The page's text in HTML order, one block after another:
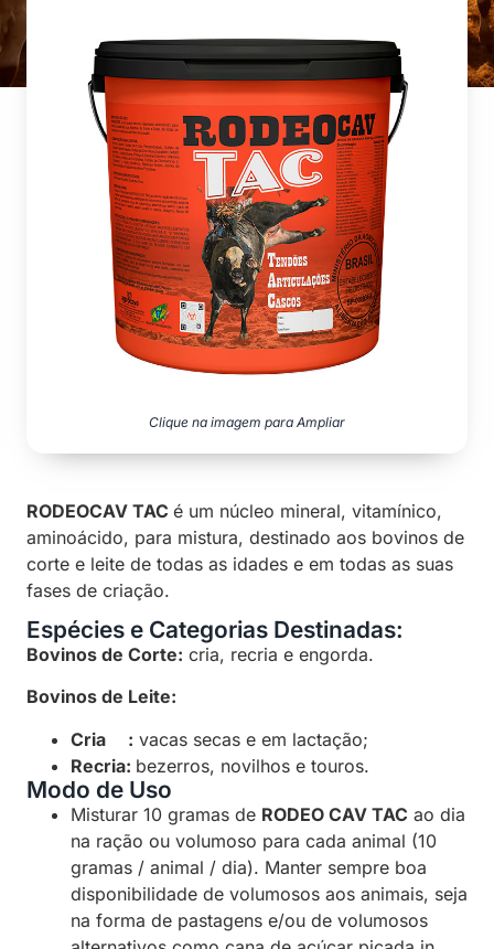
Clique na imagem para Ampliar
RODEOCAV TAC é um núcleo mineral, vitamínico,
aminoácido, para mistura, destinado aos bovinos de
corte e leite de todas as idades e em todas as suas
fases de criação.
Espécies e Categorias Destinadas:
Bovinos de Corte: cria, recria e engorda.
Bovinos de Leite:
Cria : vacas secas e em lactação;
Recria: bezerros, novilhos e touros.
Modo de Uso
Misturar 10 gramas de RODEO CAV TAC ao dia
na ração ou volumoso para cada animal (10
gramas / animal / dia). Manter sempre boa
disponibilidade de volumosos aos animais, seja
na forma de pastagens e/ou de volumosos